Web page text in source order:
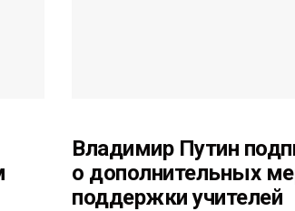
Владимир Путин
о дополнительных
поддержки учителей